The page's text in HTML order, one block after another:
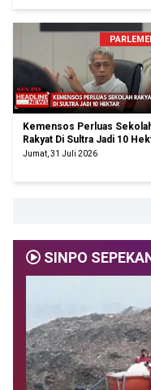
Kemensos Perluas
Rakyat Di Sultra Jadi 10
Jumat, 31 Juli 2026
SINPO